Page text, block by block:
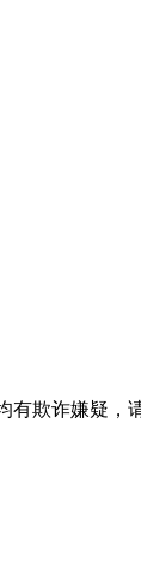
欺诈嫌疑，